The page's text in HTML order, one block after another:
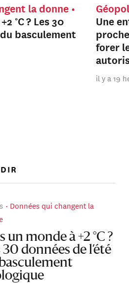
la donne
°C ? Les 30
basculement
Une
forer
il y a 19
Données qui changent la
un monde à +2 °C ?
30 données de l’été